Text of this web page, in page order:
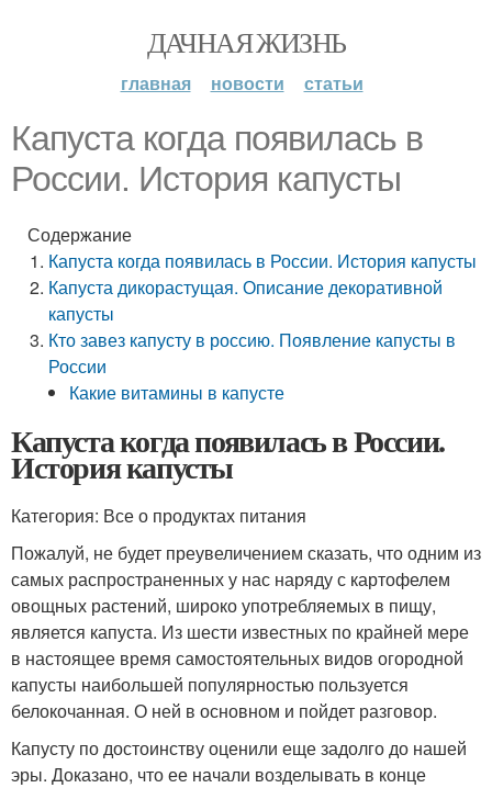
ДАЧНАЯ ЖИЗНЬ
главная новости статьи
Капуста когда появилась в
России. История капусты
Содержание
Капуста когда появилась в России. История капусты
Капуста дикорастущая. Описание декоративной
капусты
Кто завез капусту в россию. Появление капусты в
России
Какие витамины в капусте
Капуста когда появилась в России.
История капусты
Категория: Все о продуктах питания
Пожалуй, не будет преувеличением сказать, что одним из
самых распространенных у нас наряду с картофелем
овощных растений, широко употребляемых в пищу,
является капуста. Из шести известных по крайней мере
в настоящее время самостоятельных видов огородной
капусты наибольшей популярностью пользуется
белокочанная. О ней в основном и пойдет разговор.
Капусту по достоинству оценили еще задолго до нашей
эры. Доказано, что ее начали возделывать в конце